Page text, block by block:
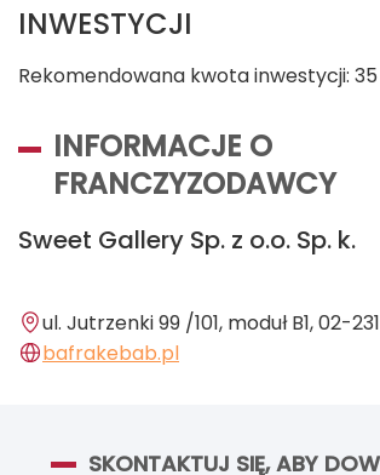
INWESTYCJI
Rekomendowana kwota inwestycji: 35
INFORMACJE O
FRANCZYZODAWCY
Sweet Gallery Sp. z o.o. Sp. k.
ul. Jutrzenki 99 /101, moduł B1, 02-
bafrakebab.pl
SKONTAKTUJ SIĘ, ABY